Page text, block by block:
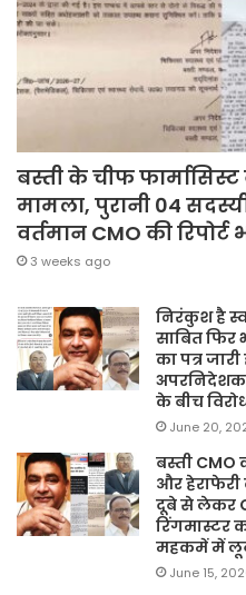
बस्ती के चीफ फार्मासिस्ट
मामला, पुरानी 04
वर्तमान CMO की रिपोर्ट
3 weeks ago
निरंकुश है
साबित फिर
का पत्र
अपरनिदेशक
के बीच
June 20,
बस्ती CMO
और
दूबे से लेकर
रिंगमास्टर
महकमें में
June 15,